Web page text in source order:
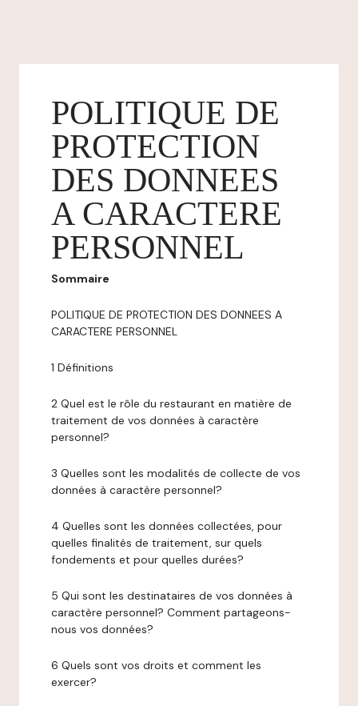
POLITIQUE DE
PROTECTION
DES DONNEES
A CARACTERE
PERSONNEL
Sommaire
POLITIQUE DE PROTECTION DES DONNEES A
CARACTERE PERSONNEL
1 Définitions
2 Quel est le rôle du restaurant en matière de
traitement de vos données à caractère
personnel?
3 Quelles sont les modalités de collecte de vos
données à caractère personnel?
4 Quelles sont les données collectées, pour
quelles finalités de traitement, sur quels
fondements et pour quelles durées?
5 Qui sont les destinataires de vos données à
caractère personnel? Comment partageons-
nous vos données?
6 Quels sont vos droits et comment les
exercer?